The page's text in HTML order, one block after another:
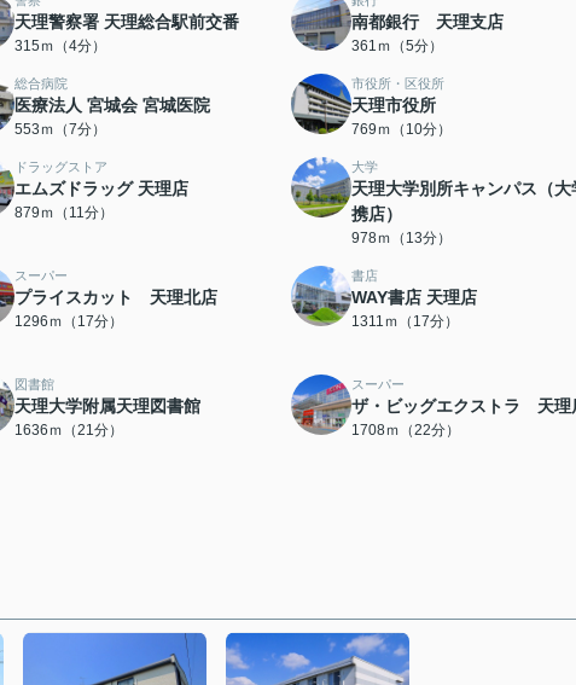
天理警察署 天理総合駅前交番
315ｍ（4分）
南都銀行 天理支店
361ｍ（5分）
総合病院
医療法人 宮城会 宮城医院
553ｍ（7分）
市役所・区役所
天理市役所
769ｍ（10分）
ドラッグストア
エムズドラッグ 天理店
879ｍ（11分）
大学
天理大学別所キャンパス（大
携店）
978ｍ（13分）
スーパー
プライスカット 天理北店
1296ｍ（17分）
書店
WAY書店 天理店
1311ｍ（17分）
図書館
天理大学附属天理図書館
1636ｍ（21分）
スーパー
ザ・ビッグエクストラ 天理
1708ｍ（22分）